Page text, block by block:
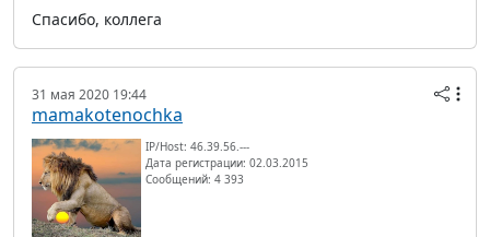
Спасибо, коллега
31 мая 2020 19:44
mamakotenochka
IP/Host: 46.39.56.---
Дата регистрации: 02.03.2015
Сообщений: 4 393